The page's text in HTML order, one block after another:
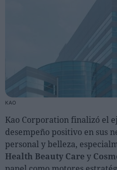
Lanzamientos
Estética
Perfumería
Salud
KAO
Kao Corporation finalizó el
desempeño positivo en sus
personal y belleza,
Health Beauty Carey